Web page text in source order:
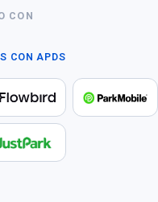
CON
CON APDS